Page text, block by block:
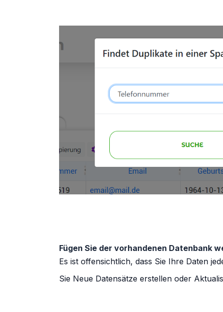
Fügen Sie der vorhandenen Datenbank
Es ist offensichtlich, dass Sie Ihre Daten
Sie Neue Datensätze erstellen oder